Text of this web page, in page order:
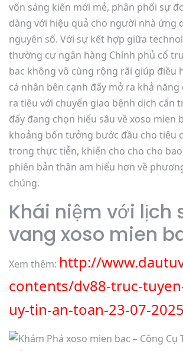
vốn sáng kiến mới mẻ, phân phối sự
dàng với hiệu quả cho người nhà ứng
nguyên số. Với sự kết hợp giữa
thường cư ngân hàng Chính phủ cổ
bac không vô cùng rộng rãi giúp điều
cá nhân bên cạnh đấy mở ra khả
ra tiêu với chuyển giao bệnh dịch cẩn
đấy đang chọn hiểu sâu về xoso mien
khoảng bốn tưởng bước đầu cho tiêu
trong thực tiễn, khiến cho cho cho
phiên bản thân am hiểu hơn về
chúng.
Khái niệm với lịch
vang xoso mien
Xem thêm: http://
contents/dv88-truc-
uy-tin-an-toan-23-07-2025